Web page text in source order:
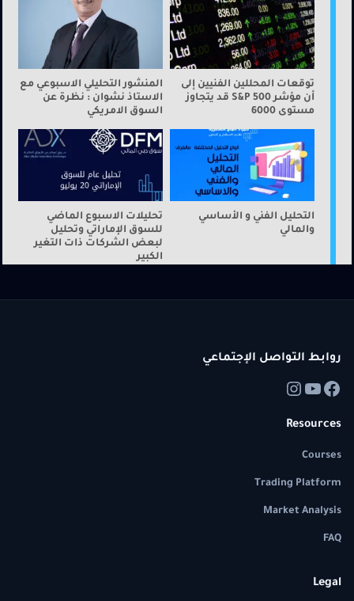
توقعات المحللين الفنيين إلى
أن مؤشر S&P 500 قد يتجاوز
مستوى 6000
المنشور التحليلي الاسبوعي مع
الاستاذ نشوان : نظرة عن
السوق الامريكي
التحليل الفني و الأساسي
والمالي
تحليلات الاسبوع الماضي
للسوق الإماراتي وتحليل
لبعض الشركات ذات التغير
الكبير
روابط التواصل الإجتماعي
Resources
Courses
Trading Platform
Market Analysis
FAQ
Legal